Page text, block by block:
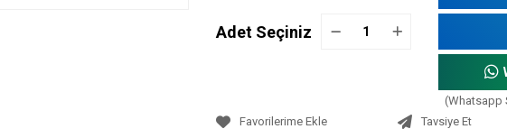
Adet Seçiniz
(Whatsapp
Tavsiye Et